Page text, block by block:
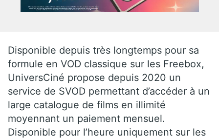
Disponible depuis très longtemps pour sa
formule en VOD classique sur les Freebox,
UniversCiné propose depuis 2020 un
service de SVOD permettant d’accéder à un
large catalogue de films en illimité
moyennant un paiement mensuel.
Disponible pour l’heure uniquement sur les